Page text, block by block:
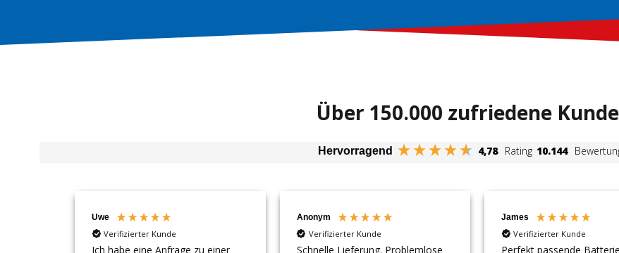
Über 150.000 zufriedene
Hervorragend 4,78 Rating 10.144
Uwe
Verifizierter Kunde
Ich habe eine Anfrage zu einer
Anonym
Verifizierter Kunde
Schnelle Lieferung. Problemlose
James
Verifizierter Kunde
Perfekt passende